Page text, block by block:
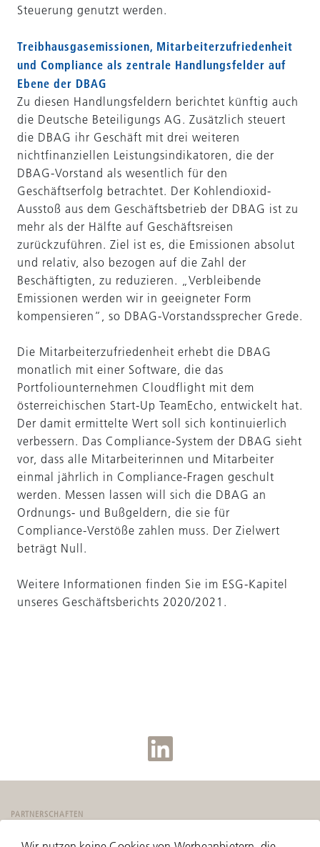
Steuerung genutzt werden.
Treibhausgasemissionen, Mitarbeiterzufriedenheit
und Compliance als zentrale Handlungsfelder auf
Ebene der DBAG
Zu diesen Handlungsfeldern berichtet künftig auch
die Deutsche Beteiligungs AG. Zusätzlich steuert
die DBAG ihr Geschäft mit drei weiteren
nichtfinanziellen Leistungsindikatoren, die der
DBAG-Vorstand als wesentlich für den
Geschäftserfolg betrachtet. Der Kohlendioxid-
Ausstoß aus dem Geschäftsbetrieb der DBAG ist zu
mehr als der Hälfte auf Geschäftsreisen
zurückzuführen. Ziel ist es, die Emissionen absolut
und relativ, also bezogen auf die Zahl der
Beschäftigten, zu reduzieren. „Verbleibende
Emissionen werden wir in geeigneter Form
kompensieren“, so DBAG-Vorstandssprecher Grede.
Die Mitarbeiterzufriedenheit erhebt die DBAG
monatlich mit einer Software, die das
Portfoliounternehmen Cloudflight mit dem
österreichischen Start-Up TeamEcho, entwickelt hat.
Der damit ermittelte Wert soll sich kontinuierlich
verbessern. Das Compliance-System der DBAG sieht
vor, dass alle Mitarbeiterinnen und Mitarbeiter
einmal jährlich in Compliance-Fragen geschult
werden. Messen lassen will sich die DBAG an
Ordnungs- und Bußgeldern, die sie für
Compliance-Verstöße zahlen muss. Der Zielwert
beträgt Null.
Weitere Informationen finden Sie im ESG-Kapitel
unseres Geschäftsberichts 2020/2021.
PARTNERSCHAFTEN